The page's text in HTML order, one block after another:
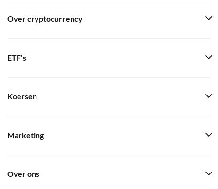
Over cryptocurrency
ETF's
Koersen
Marketing
Over ons